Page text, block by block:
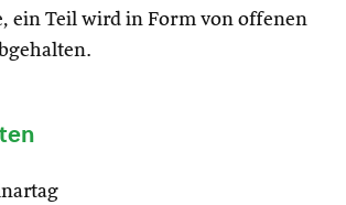
ein Teil wird in Form von offenen